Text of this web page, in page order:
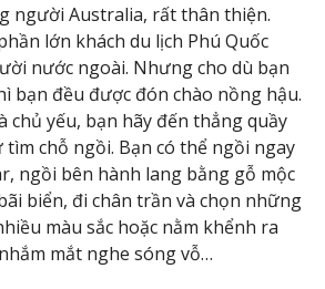
người Australia, rất thân thiện.
lớn khách du lịch Phú Quốc
nước ngoài. Nhưng cho dù bạn
bạn đều được đón chào nồng hậu.
chủ yếu, bạn hãy đến thẳng quầy
chỗ ngồi. Bạn có thể ngồi ngay
ngồi bên hành lang bằng gỗ mộc
biển, đi chân trần và chọn những
màu sắc hoặc nằm khểnh ra
mắt nghe sóng vỗ…